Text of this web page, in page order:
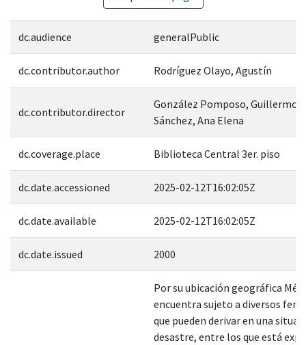
dc.audience generalPublic
dc.contributor.author Rodríguez Olayo, Agustín
dc.contributor.director
González Pomposo, Guillermo
Sánchez, Ana Elena
dc.coverage.place Biblioteca Central 3er. piso
dc.date.accessioned 2025-02-12T16:02:05Z
dc.date.available 2025-02-12T16:02:05Z
dc.date.issued 2000
Por su ubicación geográfica
encuentra sujeto a diversos
que pueden derivar en una
desastre, entre los que está